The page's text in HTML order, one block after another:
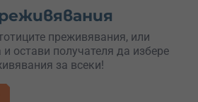
преживявания, или
остави получателя да избере
за всеки!